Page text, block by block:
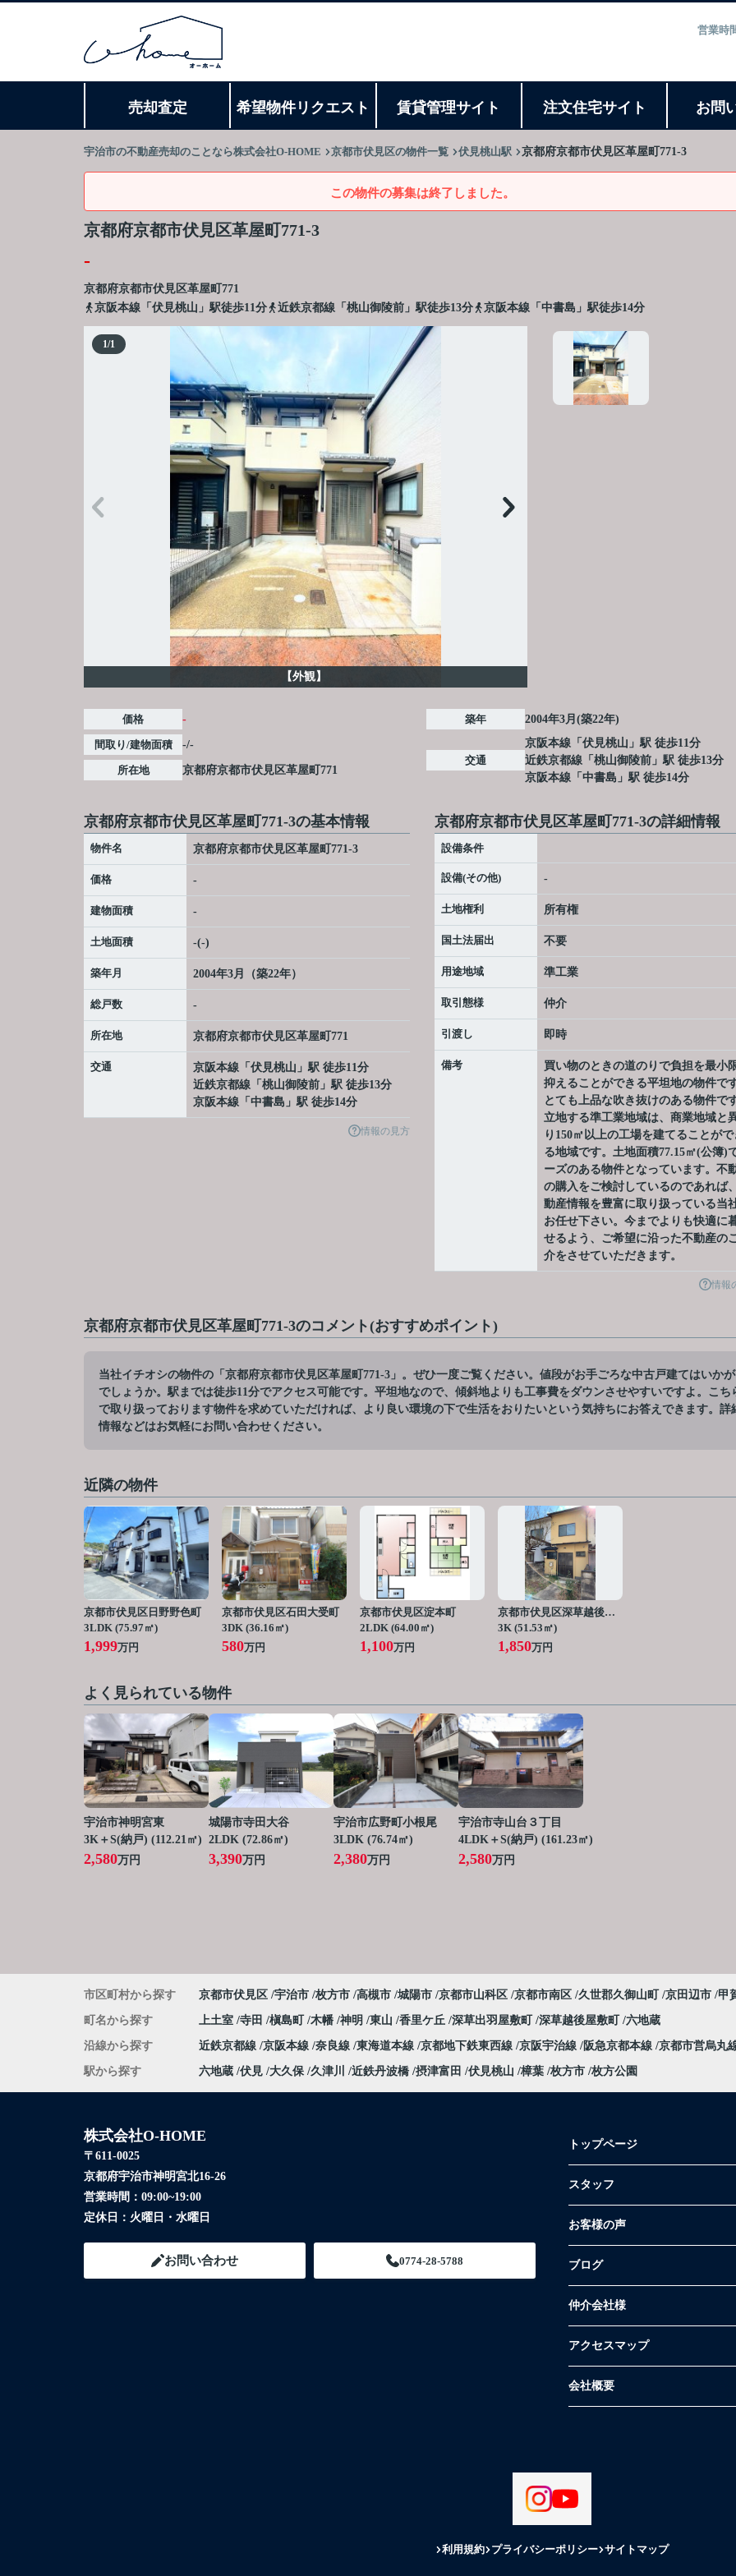
営業時
売却査定 希望物件リクエスト 賃貸管理サイト 注文住宅サイト お問
宇治市の不動産売却のことなら株式会社O-HOME 京都市伏見区の物件一覧 伏見桃山駅 京都府京都市伏見区革屋町771-3
この物件の募集は終了しました。
京都府京都市伏見区革屋町771-3
-
京都府京都市伏見区革屋町 771
京阪本線「伏見桃山」駅徒歩11分
近鉄京都線「桃山御陵前」駅徒歩13分 京阪本線「中書島」駅徒歩14分
1/1
【外観】
価格 -
間取り/建物面積 -/-
所在地 京都府京都市伏見区革屋町 771
築年 2004年3月(築22年)
交通
京阪本線 「 伏見桃山 」駅 徒歩11分
近鉄京都線 「 桃山御陵前 」駅 徒歩13分
京阪本線 「 中書島 」駅 徒歩14分
京都府京都市伏見区革屋町771-3の基本情報
物件名 京都府京都市伏見区革屋町771-3
価格 -
建物面積 -
土地面積 -(-)
築年月 2004年3月（築22年）
総戸数 -
所在地 京都府京都市伏見区革屋町 771
交通 京阪本線 「 伏見桃山 」駅 徒歩11分
近鉄京都線 「 桃山御陵前 」駅 徒歩13分
京阪本線 「 中書島 」駅 徒歩14分
情報の見方
京都府京都市伏見区革屋町771-3の詳細情報
設備条件
設備(その他) -
土地権利 所有権
国土法届出 不要
用途地域 準工業
取引態様 仲介
引渡し 即時
備考
買い物のときの道のりで負担を最小
抑えることができる平坦地の物件です
とても上品な吹き抜けのある物件です
立地する準工業地域は、商業地域と
り150㎡以上の工場を建てることがで
る地域です。土地面積77.15㎡(公簿)
ーズのある物件となっています。不
の購入をご検討しているのであれば
動産情報を豊富に取り扱っている当
お任せ下さい。今までよりも快適に
せるよう、ご希望に沿った不動産の
介をさせていただきます。
情報
京都府京都市伏見区革屋町771-3のコメント(おすすめポイント)
当社イチオシの物件の「京都府京都市伏見区革屋町771-3」。ぜひ一度ご覧ください。値段がお手ごろな中古戸建てはいかが
でしょうか。駅までは徒歩11分でアクセス可能です。平坦地なので、傾斜地よりも工事費をダウンさせやすいですよ。こち
で取り扱っております物件を求めていただければ、より良い環境の下で生活をおりたいという気持ちにお答えできます。詳
情報などはお気軽にお問い合わせください。
近隣の物件
京都市伏見区日野野色町
3LDK (75.97㎡)
1,999万円
京都市伏見区石田大受町
3DK (36.16㎡)
580万円
京都市伏見区淀本町
2LDK (64.00㎡)
1,100万円
京都市伏見区深草越後屋敷町
3K (51.53㎡)
1,850万円
よく見られている物件
宇治市神明宮東
3K＋S(納戸) (112.21㎡)
2,580万円
城陽市寺田大谷
2LDK (72.86㎡)
3,390万円
宇治市広野町小根尾
3LDK (76.74㎡)
2,380万円
宇治市寺山台３丁目
4LDK＋S(納戸) (161.23㎡)
2,580万円
市区町村から探す 京都市伏見区 宇治市 枚方市 高槻市 城陽市 京都市山科区 京都市南区 久世郡久御山町 京田辺市 甲
町名から探す 上土室 寺田 槇島町 木幡 神明 東山 香里ケ丘 深草出羽屋敷町 深草越後屋敷町 六地蔵
沿線から探す 近鉄京都線 京阪本線 奈良線 東海道本線 京都地下鉄東西線 京阪宇治線 阪急京都本線 京都市営烏丸
駅から探す 六地蔵 伏見 大久保 久津川 近鉄丹波橋 摂津富田 伏見桃山 樟葉 枚方市 枚方公園
株式会社O-HOME
〒611-0025
京都府宇治市神明宮北16-26
営業時間： 09:00~19:00
定休日： 火曜日・水曜日
お問い合わせ 0774-28-5788
トップページ
スタッフ
お客様の声
ブログ
仲介会社様
アクセスマップ
会社概要
利用規約 プライバシーポリシー サイトマップ